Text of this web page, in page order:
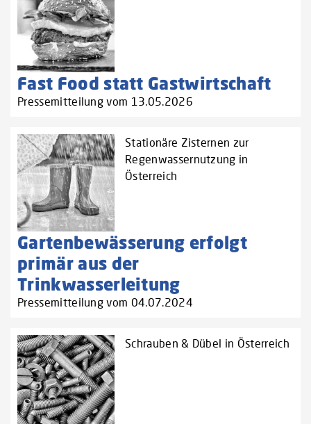
Fast Food statt Gastwirtschaft
Pressemitteilung vom 13.05.2026
Stationäre Zisternen zur
Regenwassernutzung in
Österreich
Gartenbewässerung erfolgt
primär aus der
Trinkwasserleitung
Pressemitteilung vom 04.07.2024
Schrauben & Dübel in Österreich